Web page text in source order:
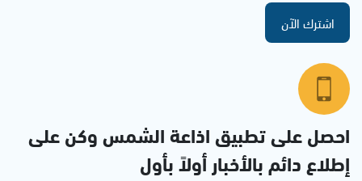
اشترك الآن
احصل على تطبيق اذاعة الشمس وكن على
إطلاع دائم بالأخبار أولاً بأول